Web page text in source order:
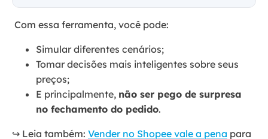
Com essa ferramenta, você pode:
Simular diferentes cenários;
Tomar decisões mais inteligentes sobre seus
preços;
E principalmente, não ser pego de surpresa
no fechamento do pedido.
↪️ Leia também: Vender no Shopee vale a pena para